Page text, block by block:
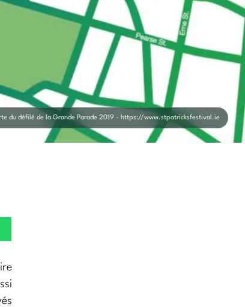
du défilé de la Grande Parade 2019 - https://www.stpatricksfestival.ie